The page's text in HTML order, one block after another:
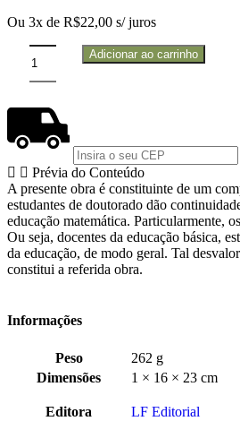
Ou 3x de R$22,00 s/ juros
Adicionar ao carrinho
Prévia do Conteúdo
A presente obra é constituinte de um
estudantes de doutorado dão
educação matemática. Particularmente,
Ou seja, docentes da educação básica,
da educação, de modo geral. Tal
constitui a referida obra.
Informações
Peso
262 g
Dimensões
1 × 16 × 23 cm
Editora LF Editorial